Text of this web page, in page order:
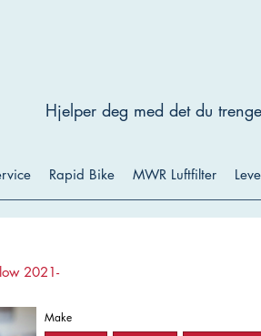
Hjelper deg med det du
Rapid Bike MWR Luftfilter
2021-
Make